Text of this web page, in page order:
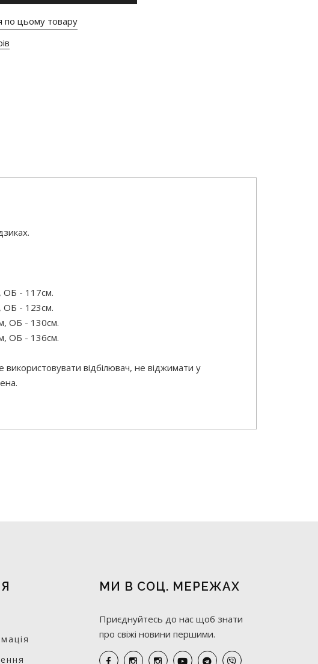
по цьому товару
ОБ - 117см.
ОБ - 123см.
ОБ - 130см.
ОБ - 136см.
відбілювач, не віджимати у
МИ В СОЦ. МЕРЕЖАХ
Приєднуйтесь до нас щоб знати
про свіжі новини першими.